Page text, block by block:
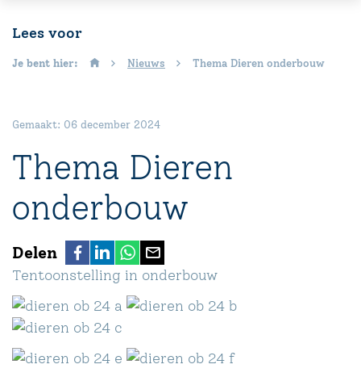
Lees voor
Je bent hier: Nieuws Thema Dieren onderbouw
Gemaakt: 06 december 2024
Thema Dieren
onderbouw
Delen
Tentoonstelling in onderbouw